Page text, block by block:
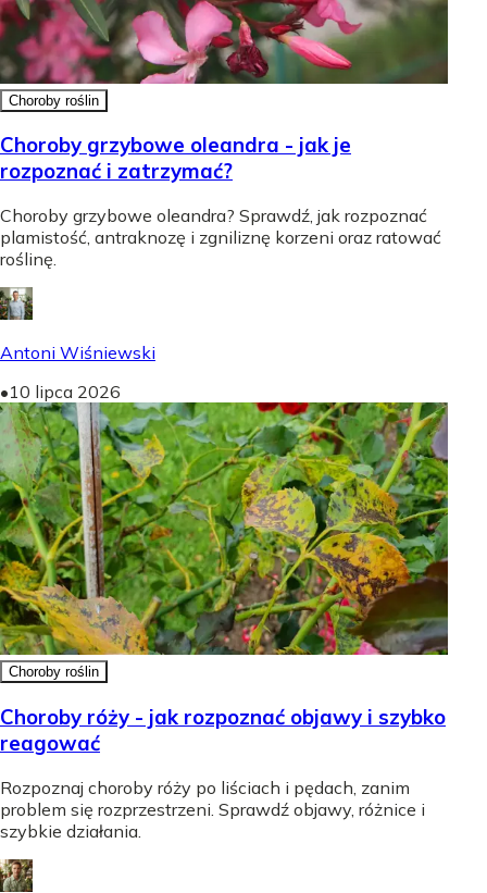
Choroby roślin
Choroby grzybowe oleandra - jak je
rozpoznać i zatrzymać?
Choroby grzybowe oleandra? Sprawdź, jak rozpoznać
plamistość, antraknozę i zgniliznę korzeni oraz ratować
roślinę.
Antoni Wiśniewski
•10 lipca 2026
Choroby roślin
Choroby róży - jak rozpoznać objawy i szybko
reagować
Rozpoznaj choroby róży po liściach i pędach, zanim
problem się rozprzestrzeni. Sprawdź objawy, różnice i
szybkie działania.